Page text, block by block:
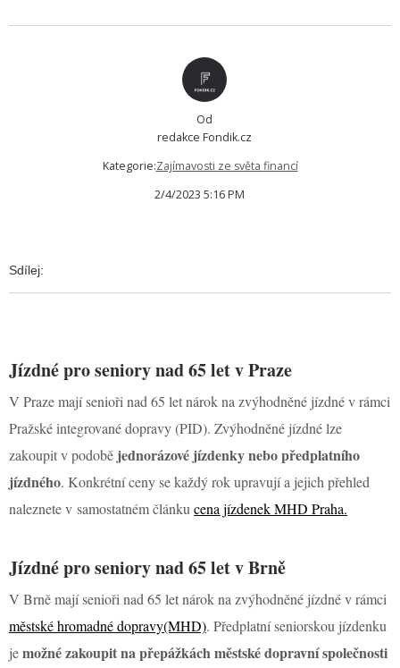
Od
redakce Fondik.cz
Kategorie:Zajímavosti ze světa financí
2/4/2023 5:16 PM
Sdílej:
Jízdné pro seniory nad 65 let v Praze
V Praze mají senioři nad 65 let nárok na zvýhodněné jízdné v rámci
Pražské integrované dopravy (PID). Zvýhodněné jízdné lze
zakoupit v podobě jednorázové jízdenky nebo předplatního
jízdného. Konkrétní ceny se každý rok upravují a jejich přehled
naleznete v samostatném článku cena jízdenek MHD Praha.
Jízdné pro seniory nad 65 let v Brně
V Brně mají senioři nad 65 let nárok na zvýhodněné jízdné v rámci
městské hromadné dopravy(MHD). Předplatní seniorskou jízdenku
jemožné zakoupit na přepážkách městské dopravní společnosti